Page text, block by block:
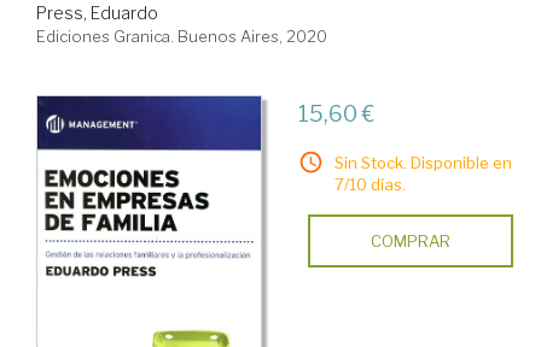
Press, Eduardo
Ediciones Granica. Buenos Aires, 2020
15,60 €
Sin Stock. Disponible en
7/10 días.
COMPRAR